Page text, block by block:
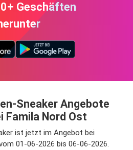
Geschäften
Sneaker Angebote
Famila Nord Ost
ist jetzt im Angebot bei
01-06-2026 bis 06-06-2026.